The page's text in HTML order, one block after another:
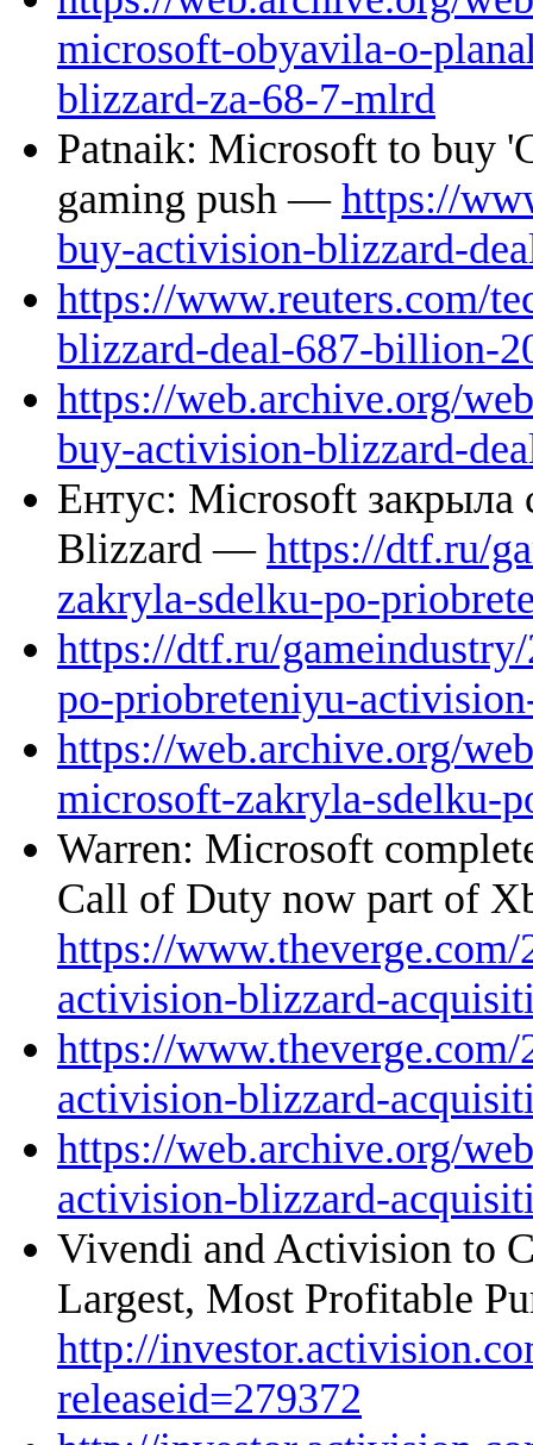
microsoft-obyavila-o-
blizzard-za-68-7-mlrd
Patnaik: Microsoft to buy
gaming push — https://
buy-activision-blizzard-
https://www.reuters.com/
blizzard-deal-687-billion-
https://web.archive.org/
buy-activision-blizzard-
Ентус: Microsoft
Blizzard — https://dtf.ru/
zakryla-sdelku-po-
https://dtf.ru/
po-priobreteniyu-
https://web.archive.org/
microsoft-zakryla-sdelku-
Warren: Microsoft
Call of Duty now part of
https://
activision-blizzard-
https://
activision-blizzard-
https://web.archive.org/
activision-blizzard-
Vivendi and Activision to
Largest, Most Profitable
http://
releaseid=279372